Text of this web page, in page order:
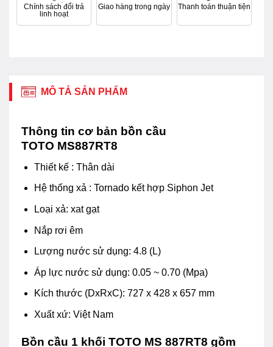
Chính sách đổi trả
linh hoạt
Giao hàng trong ngày Thanh toán thuận tiện
MÔ TẢ SẢN PHẨM
Thông tin cơ bản bồn cầu
TOTO MS887RT8
Thiết kế : Thân dài
Hệ thống xả : Tornado kết hợp Siphon Jet
Loại xả: xat gạt
Nắp rơi êm
Lượng nước sử dụng: 4.8 (L)
Áp lực nước sử dụng: 0.05 ~ 0.70 (Mpa)
Kích thước (DxRxC): 727 x 428 x 657 mm
Xuất xứ: Việt Nam
Bồn cầu 1 khối TOTO MS 887RT8 gồm